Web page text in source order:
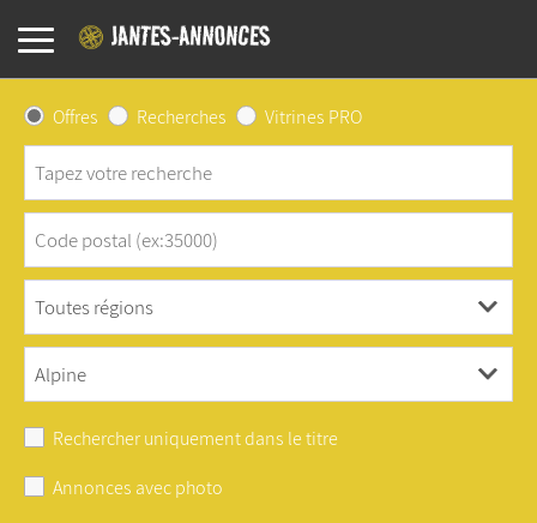
Offres Recherches Vitrines PRO
Rechercher uniquement dans le titre
Annonces avec photo